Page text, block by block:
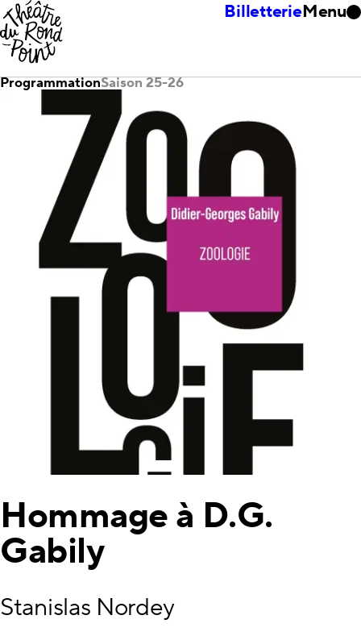
BilletterieMenu
ProgrammationSaison 25-26
Hommage à D.G.
Gabily
Stanislas Nordey